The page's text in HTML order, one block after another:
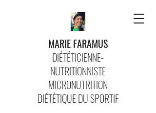
MARIE FARAMUS
DIÉTÉTICIENNE-
NUTRITIONNISTE
MICRONUTRITION
DIÉTÉTIQUE DU SPORTIF